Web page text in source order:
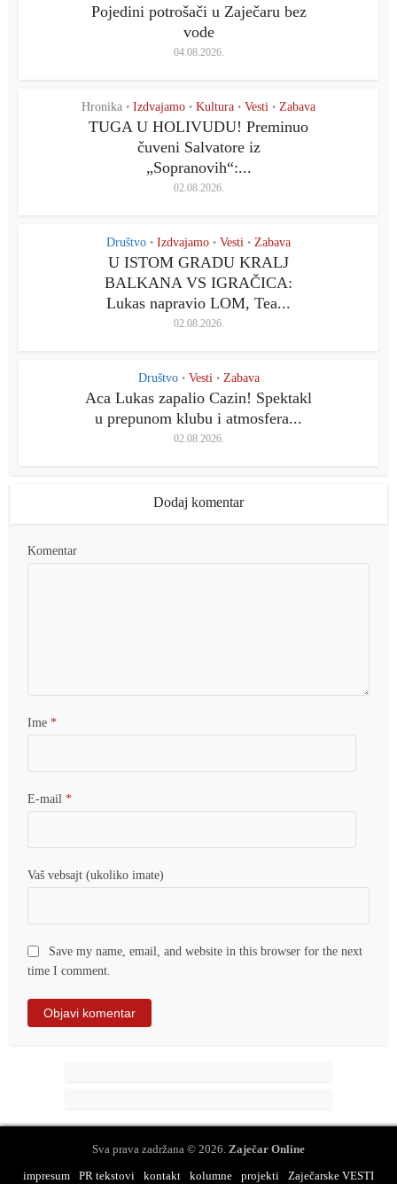
Pojedini potrošači u Zaječaru bez
vode
04.08.2026.
Hronika • Izdvajamo • Kultura • Vesti • Zabava
TUGA U HOLIVUDU! Preminuo
čuveni Salvatore iz
„Sopranovih“:...
02.08.2026.
Društvo • Izdvajamo • Vesti • Zabava
U ISTOM GRADU KRALJ
BALKANA VS IGRAČICA:
Lukas napravio LOM, Tea...
02.08.2026.
Društvo • Vesti • Zabava
Aca Lukas zapalio Cazin! Spektakl
u prepunom klubu i atmosfera...
02.08.2026.
Dodaj komentar
Komentar
Ime*
E-mail*
Vaš vebsajt (ukoliko imate)
Save my name, email, and website in this browser for the next
time I comment.
Sva prava zadržana © 2026. Zaječar Online
impresum
PR tekstovi kontakt kolumne projekti Zaječarske VESTI